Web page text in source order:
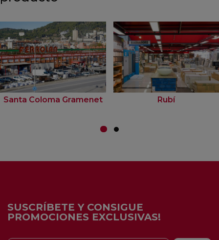
Santa Coloma Gramenet Rubí
SUSCRÍBETE Y CONSIGUE
PROMOCIONES EXCLUSIVAS!